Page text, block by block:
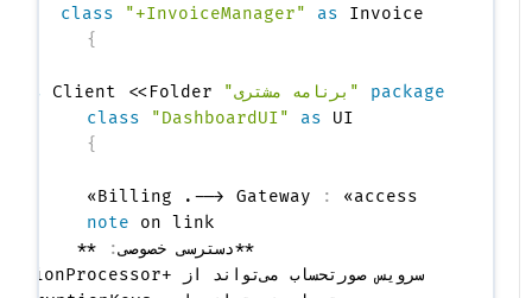
class "+InvoiceManager" as Invoice
package "برنامه مشتری" as Client <<Folder>>
class "DashboardUI" as UI
Billing .--> Gateway : «access»
note
on link
  **دسترسی خصوصی
: